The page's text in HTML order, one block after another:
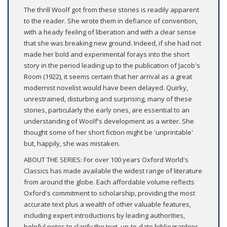
The thrill Woolf got from these stories is readily apparent
to the reader. She wrote them in defiance of convention,
with a heady feeling of liberation and with a clear sense
that she was breaking new ground. Indeed, if she had not
made her bold and experimental forays into the short
story in the period leading up to the publication of Jacob's
Room (1922), it seems certain that her arrival as a great
modernist novelist would have been delayed. Quirky,
unrestrained, disturbing and surprising, many of these
stories, particularly the early ones, are essential to an
understanding of Woolf's development as a writer. She
thought some of her short fiction might be 'unprintable'
but, happily, she was mistaken.
ABOUT THE SERIES: For over 100 years Oxford World's
Classics has made available the widest range of literature
from around the globe. Each affordable volume reflects
Oxford's commitment to scholarship, providing the most
accurate text plus a wealth of other valuable features,
including expert introductions by leading authorities,